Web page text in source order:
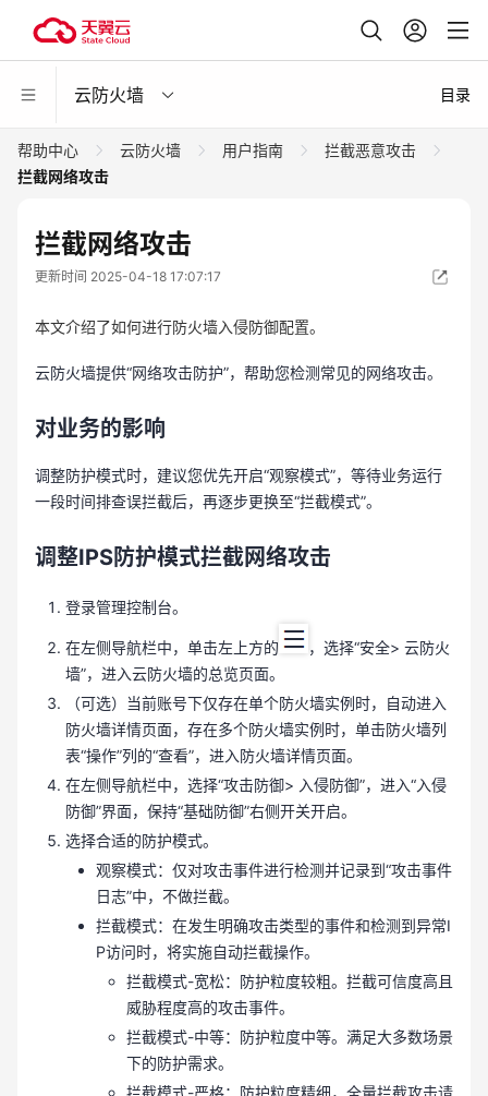
云防火墙 目录
帮助中心 云防火墙 用户指南
拦截恶意攻击
拦截网络攻击
拦截网络攻击
更新时间 2025-04-18 17:07:17
本文介绍了如何进行防火墙入侵防御配置。
云防火墙提供“网络攻击防护”，帮助您检测常见的网络攻击。
对业务的影响
调整防护模式时，建议您优先开启“观察模式”，等待业务运行
一段时间排查误拦截后，再逐步更换至“拦截模式”。
调整IPS防护模式拦截网络攻击
登录管理控制台。
在左侧导航栏中，单击左上方的
，选择“安全> 云防火
墙”，进入云防火墙的总览页面。
（可选）当前账号下仅存在单个防火墙实例时，自动进入
防火墙详情页面，存在多个防火墙实例时，单击防火墙列
表“操作”列的“查看”，进入防火墙详情页面。
在左侧导航栏中，选择“攻击防御> 入侵防御”，进入“入侵
防御”界面，保持“基础防御”右侧开关开启。
选择合适的防护模式。
观察模式：仅对攻击事件进行检测并记录到“攻击事件
日志”中，不做拦截。
拦截模式：在发生明确攻击类型的事件和检测到异常I
P访问时，将实施自动拦截操作。
拦截模式-宽松：防护粒度较粗。拦截可信度高且
威胁程度高的攻击事件。
拦截模式-中等：防护粒度中等。满足大多数场景
下的防护需求。
拦截模式-严格：防护粒度精细，全量拦截攻击请